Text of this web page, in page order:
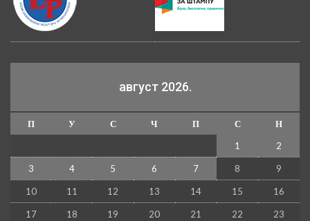
август 2026.
П У С Ч П С
Н
1
2
3 4 5 6 7 8 9
10 11 12 13 14 15 16
17 18 19 20 21 22 23